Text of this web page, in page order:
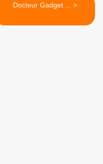
Docteur Gadget ... >